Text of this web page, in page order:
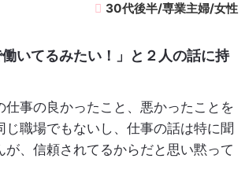
30代後半/専業主婦/女性
働いてるみたい！」と２人の話に持
仕事の良かったこと、悪かったことを
じ職場でもないし、仕事の話は特に聞
が、信頼されてるからだと思い黙って